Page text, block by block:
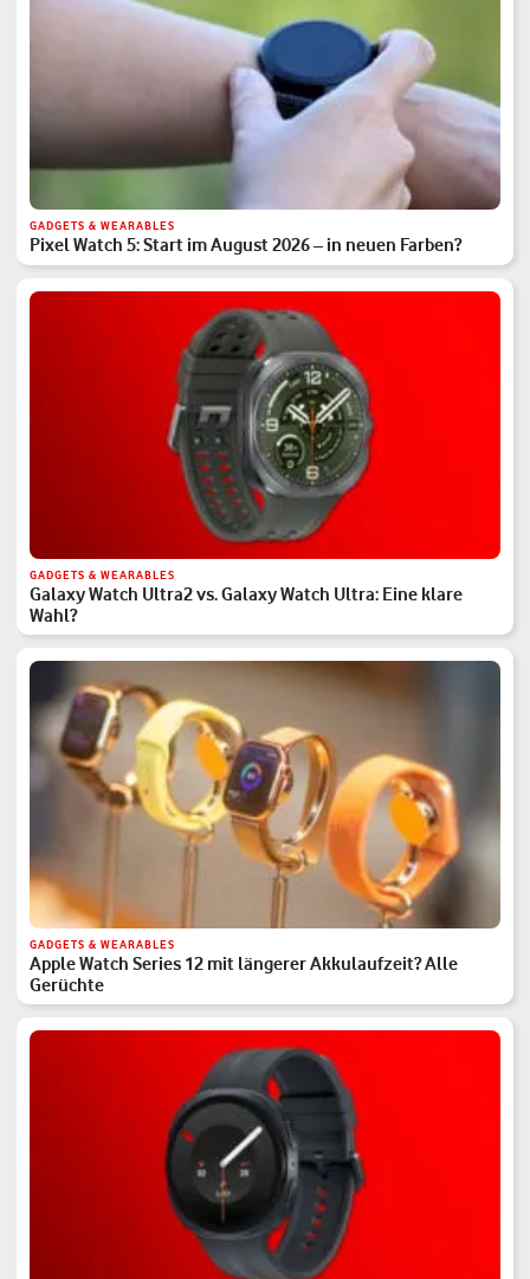
GADGETS & WEARABLES
Pixel Watch 5: Start im August 2026 – in neuen Farben?
GADGETS & WEARABLES
Galaxy Watch Ultra2 vs. Galaxy Watch Ultra: Eine klare
Wahl?
GADGETS & WEARABLES
Apple Watch Series 12 mit längerer Akkulaufzeit? Alle
Gerüchte